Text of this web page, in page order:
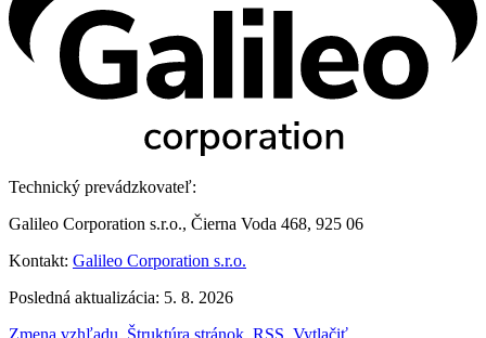
Technický prevádzkovateľ:
Galileo Corporation s.r.o., Čierna Voda 468, 925 06
Kontakt: Galileo Corporation s.r.o.
Posledná aktualizácia: 5. 8. 2026
Zmena vzhľadu Štruktúra stránok RSS Vytlačiť